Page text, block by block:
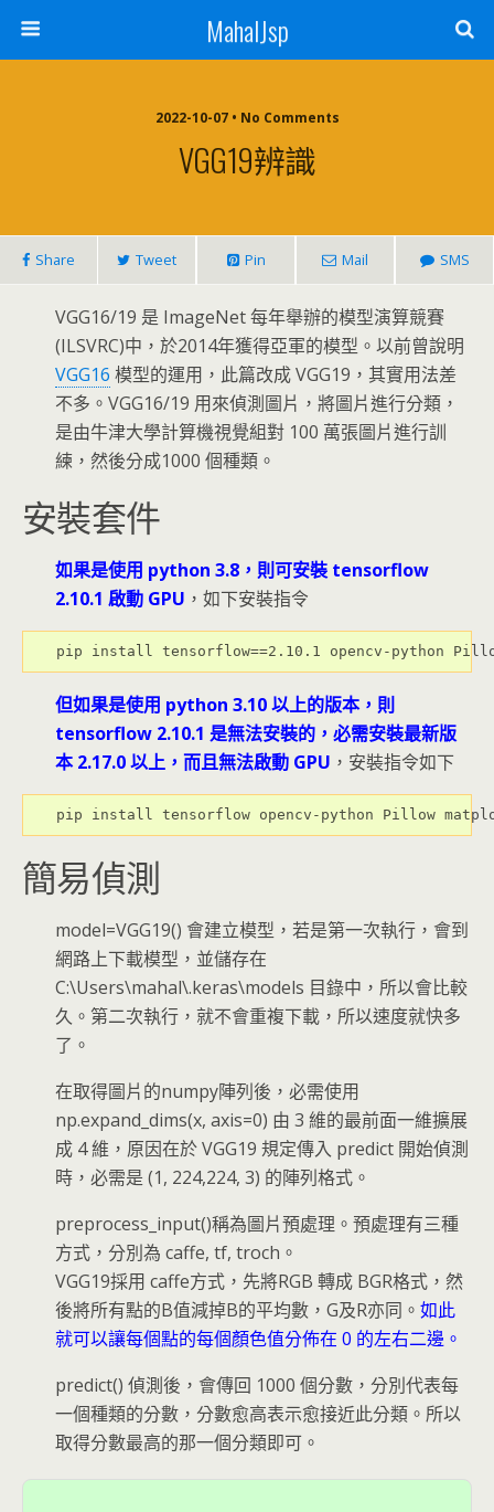
MahalJsp
2022-10-07 • No Comments
VGG19辨識
Share Tweet Pin Mail SMS
VGG16/19 是 ImageNet 每年舉辦的模型演算競賽
(ILSVRC)中，於2014年獲得亞軍的模型。以前曾說明
VGG16 模型的運用，此篇改成 VGG19，其實用法差
不多。VGG16/19 用來偵測圖片，將圖片進行分類，
是由牛津大學計算機視覺組對 100 萬張圖片進行訓
練，然後分成1000 個種類。
安裝套件
如果是使用 python 3.8，則可安裝 tensorflow
2.10.1 啟動 GPU ，如下安裝指令
pip install tensorflow==2.10.1 opencv-python
但如果是使用 python 3.10 以上的版本，則
tensorflow 2.10.1 是無法安裝的，必需安裝最新版
本 2.17.0 以上，而且無法啟動 GPU ，安裝指令如下
pip install tensorflow opencv-python Pillow
簡易偵測
model=VGG19() 會建立模型，若是第一次執行，會到
網路上下載模型，並儲存在
C:\Users\mahal\.keras\models 目錄中，所以會比較
久。第二次執行，就不會重複下載，所以速度就快多
了。
在取得圖片的numpy陣列後，必需使用
np.expand_dims(x, axis=0) 由 3 維的最前面一維擴展
成 4 維，原因在於 VGG19 規定傳入 predict 開始偵測
時，必需是 (1, 224,224, 3) 的陣列格式。
preprocess_input()稱為圖片預處理。預處理有三種
方式，分別為 caffe, tf, troch。
VGG19採用 caffe方式，先將RGB 轉成 BGR格式，然
後將所有點的B值減掉B的平均數，G及R亦同。 如此
就可以讓每個點的每個顏色值分佈在 0 的左右二邊。
predict() 偵測後，會傳回 1000 個分數，分別代表每
一個種類的分數，分數愈高表示愈接近此分類。所以
取得分數最高的那一個分類即可。